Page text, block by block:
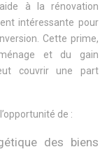
à la rénovation
intéressante pour
Cette prime,
et du gain
couvrir une part
de :
des biens